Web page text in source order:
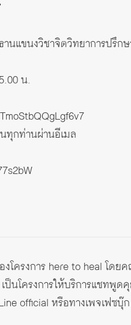
นแขนงวิชาจิตวิทยาการปรึ
น.
ทุกท่านผ่านอีเมล
งโครงการ here to heal โ
เป็นโครงการให้บริการแชทพู
official หรือทางเพจเฟซบุ๊ก